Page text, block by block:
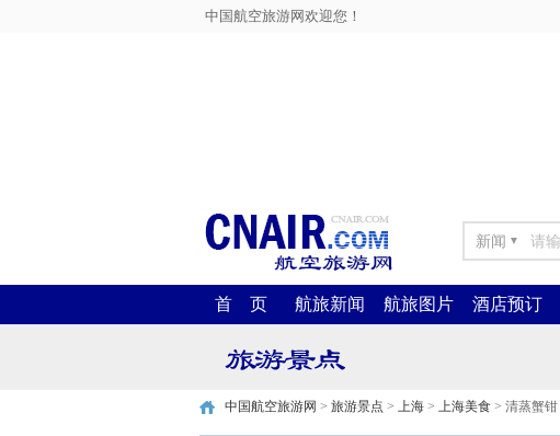
中国航空旅游网欢迎您！
新闻 ▼
首 页 航旅新闻 航旅图片 酒店预订
中国航空旅游网 > 旅游景点 > 上海 > 上海美食 > 清蒸蟹钳